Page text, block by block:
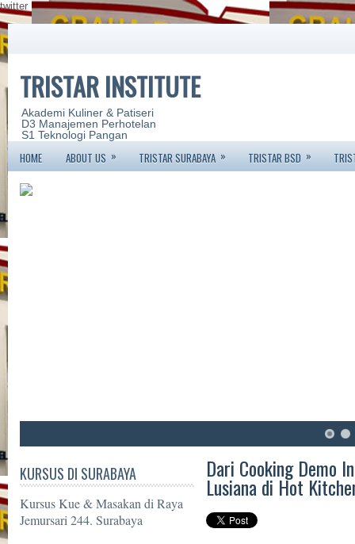
twitter
TRISTAR INSTITUTE
Akademi Kuliner & Patiseri
D3 Manajemen Perhotelan
S1 Teknologi Pangan
HOME ABOUT US » TRISTAR SURABAYA » TRISTAR BSD »
KURSUS DI SURABAYA
Kursus Kue & Masakan di Raya
Jemursari 244. Surabaya
Dari Cooking Demo
Lusiana di Hot